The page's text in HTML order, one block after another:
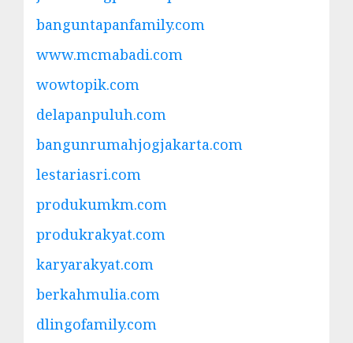
banguntapanfamily.com
www.mcmabadi.com
wowtopik.com
delapanpuluh.com
bangunrumahjogjakarta.com
lestariasri.com
produkumkm.com
produkrakyat.com
karyarakyat.com
berkahmulia.com
dlingofamily.com